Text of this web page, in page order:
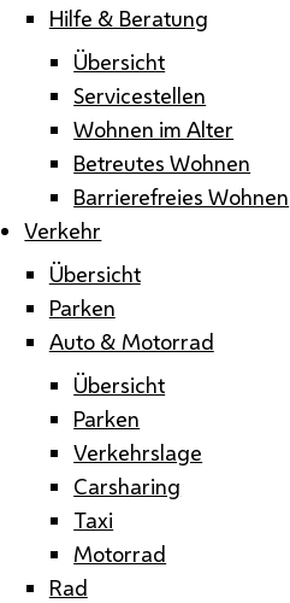
Hilfe & Beratung
Übersicht
Servicestellen
Wohnen im Alter
Betreutes Wohnen
Barrierefreies Wohnen
Verkehr
Übersicht
Parken
Auto & Motorrad
Übersicht
Parken
Verkehrslage
Carsharing
Taxi
Motorrad
Rad